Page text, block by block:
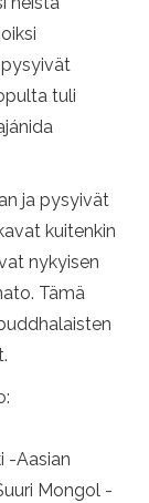
tuli
ja pysyivät
kuitenkin
nykyisen
Tämä
-Aasian
Mongol -